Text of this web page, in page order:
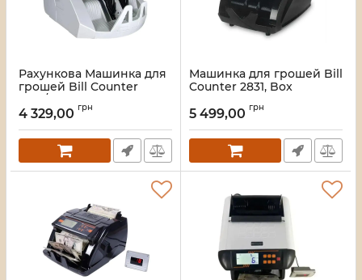
Рахункова Машинка для
грошей Bill Counter
2108/2109, Box
Артикул:4760
4 329,00 грн
Машинка для грошей Bill
Counter 2831, Box
5 499,00 грн